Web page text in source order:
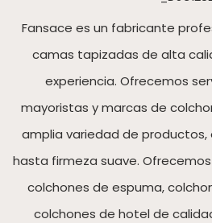
Fansace es un fabricante
camas tapizadas de alta
experiencia. Ofrecemos
mayoristas y marcas de
amplia variedad de
hasta firmeza suave.
colchones de espuma,
colchones de hotel de